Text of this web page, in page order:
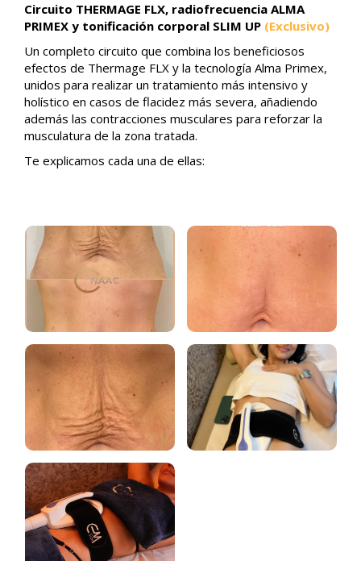
Circuito THERMAGE FLX, radiofrecuencia ALMA
PRIMEX y tonificación corporal SLIM UP (Exclusivo)
Un completo circuito que combina los beneficiosos
efectos de Thermage FLX y la tecnología Alma Primex,
unidos para realizar un tratamiento más intensivo y
holístico en casos de flacidez más severa, añadiendo
además las contracciones musculares para reforzar la
musculatura de la zona tratada.
Te explicamos cada una de ellas: